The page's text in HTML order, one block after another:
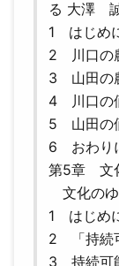
る 大澤
1 はじめ
2 川口の
3 山田の
4 川口の
5 山田の
6 おわり
第5章 文
文化のゆ
1 はじめ
2 「持続
3 持続可